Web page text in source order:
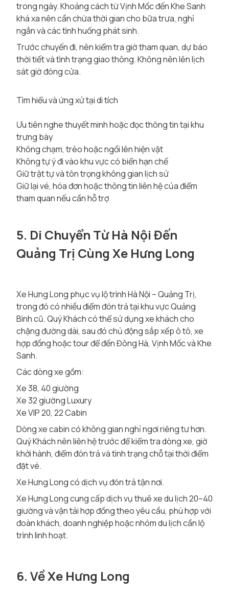
trong ngày. Khoảng cách từ Vịnh Mốc đến Khe Sanh
khá xa nên cần chừa thời gian cho bữa trưa, nghỉ
ngắn và các tình huống phát sinh.
Trước chuyến đi, nên kiểm tra giờ tham quan, dự báo
thời tiết và tình trạng giao thông. Không nên lên lịch
sát giờ đóng cửa.
Tìm hiểu và ứng xử tại di tích
Ưu tiên nghe thuyết minh hoặc đọc thông tin tại khu
trưng bày
Không chạm, trèo hoặc ngồi lên hiện vật
Không tự ý đi vào khu vực có biển hạn chế
Giữ trật tự và tôn trọng không gian lịch sử
Giữ lại vé, hóa đơn hoặc thông tin liên hệ của điểm
tham quan nếu cần hỗ trợ
5. Di Chuyển Từ Hà Nội Đến
Quảng Trị Cùng Xe Hưng Long
Xe Hưng Long phục vụ lộ trình Hà Nội – Quảng Trị,
trong đó có nhiều điểm đón trả tại khu vực Quảng
Bình cũ. Quý Khách có thể sử dụng xe khách cho
chặng đường dài, sau đó chủ động sắp xếp ô tô, xe
hợp đồng hoặc tour để đến Đông Hà, Vịnh Mốc và Khe
Sanh.
Các dòng xe gồm:
Xe 38, 40 giường
Xe 32 giường Luxury
Xe VIP 20, 22 Cabin
Dòng xe cabin có không gian nghỉ ngơi riêng tư hơn.
Quý Khách nên liên hệ trước để kiểm tra dòng xe, giờ
khởi hành, điểm đón trả và tình trạng chỗ tại thời điểm
đặt vé.
Xe Hưng Long có dịch vụ đón trả tận nơi.
Xe Hưng Long cung cấp dịch vụ thuê xe du lịch 20–40
giường và vận tải hợp đồng theo yêu cầu, phù hợp với
đoàn khách, doanh nghiệp hoặc nhóm du lịch cần lộ
trình linh hoạt.
6. Về Xe Hưng Long